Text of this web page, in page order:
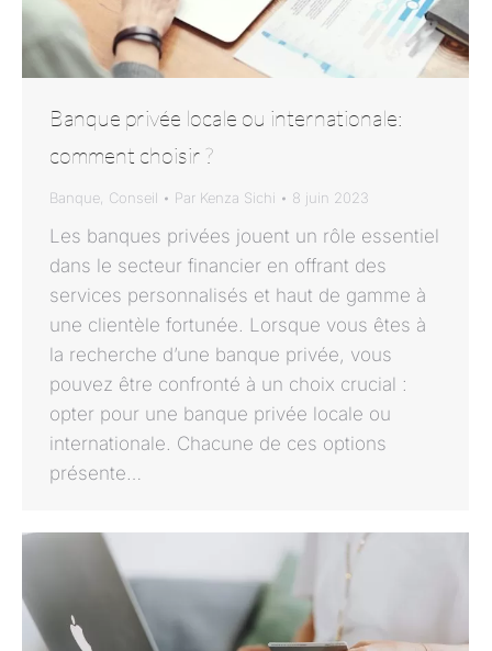
Banque privée locale ou internationale:
comment choisir ?
Banque Conseil Par Kenza Sichi 8 juin 2023
Les banques privées jouent un rôle essentiel
dans le secteur financier en offrant des
services personnalisés et haut de gamme à
une clientèle fortunée. Lorsque vous êtes à
la recherche d’une banque privée, vous
pouvez être confronté à un choix crucial :
opter pour une banque privée locale ou
internationale. Chacune de ces options
présente…